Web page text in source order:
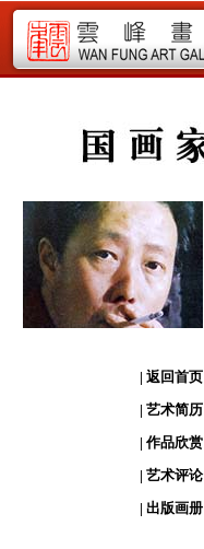
| 返回首页
| 艺术简历
| 作品欣赏
| 艺术评论
| 出版画册